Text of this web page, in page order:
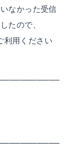
なかった受信
たので、
利用ください